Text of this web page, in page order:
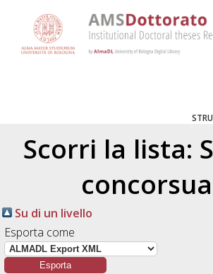
Scorri la lista:
Su di un livello
Esporta come